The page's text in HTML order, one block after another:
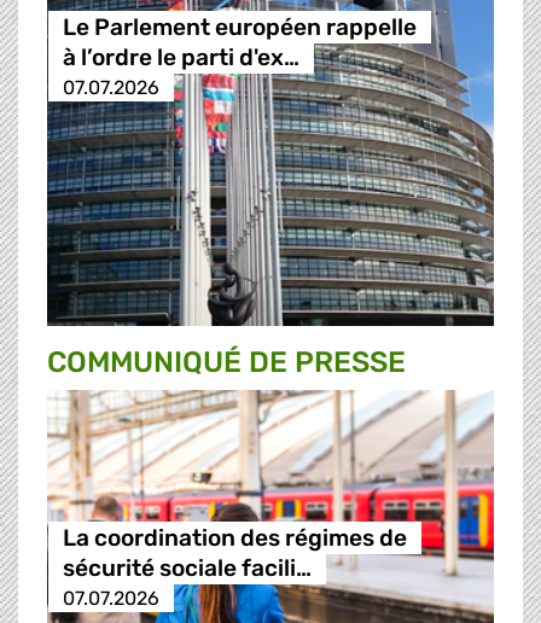
Le Parlement européen rappelle
à l’ordre le parti d'ex…
07.07.2026
COMMUNIQUÉ DE PRESSE
La coordination des régimes de
sécurité sociale facili…
07.07.2026